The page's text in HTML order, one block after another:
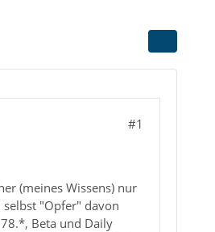
#1
(meines Wissens) nur
"Opfer" davon
Beta und Daily